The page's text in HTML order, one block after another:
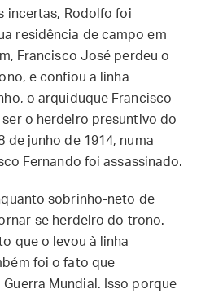
incertas, Rodolfo foi
residência de campo em
Francisco José perdeu o
e confiou a linha
o arquiduque Francisco
ser o herdeiro presuntivo do
de junho de 1914, numa
Fernando foi assassinado.
sobrinho-neto de
se herdeiro do trono.
que o levou à linha
foi o fato que
Mundial. Isso porque